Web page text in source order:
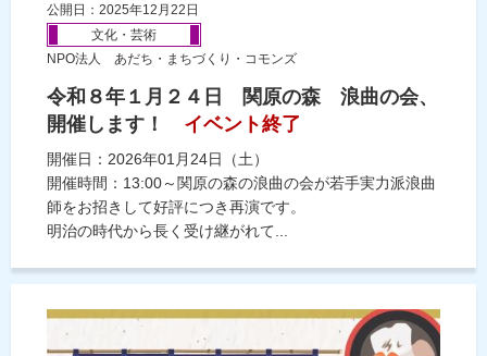
公開日：2025年12月22日
文化・芸術
NPO法人 あだち・まちづくり・コモンズ
令和８年１月２４日 関原の森 浪曲の会、
開催します！
イベント終了
開催日：2026年01月24日（土）
開催時間：13:00～関原の森の浪曲の会が若手実力派浪曲
師をお招きして好評につき再演です。
明治の時代から長く受け継がれて...